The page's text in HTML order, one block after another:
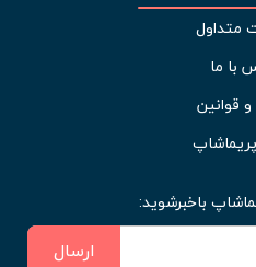
متداول
با ما
قوانین
باخبرشوید:
ارسال